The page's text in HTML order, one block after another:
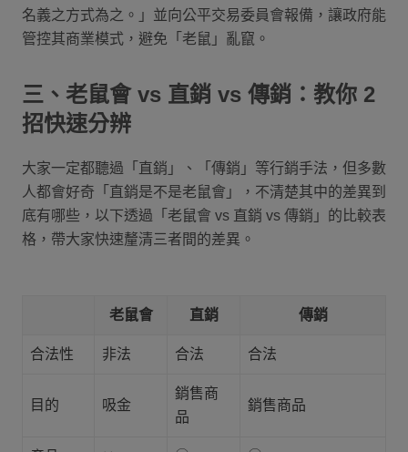
名義之方式為之。」並向公平交易委員會報備，讓政府能
管控其商業模式，避免「老鼠」亂竄。
三、老鼠會 vs 直銷 vs 傳銷：教你 2
招快速分辨
大家一定都聽過「直銷」、「傳銷」等行銷手法，但多數
人都會好奇「直銷是不是老鼠會」，不清楚其中的差異到
底有哪些，以下透過「老鼠會 vs 直銷 vs 傳銷」的比較表
格，帶大家快速釐清三者間的差異。
老鼠會 直銷 傳銷
合法性 非法 合法 合法
目的 吸金
銷售商
品
銷售商品